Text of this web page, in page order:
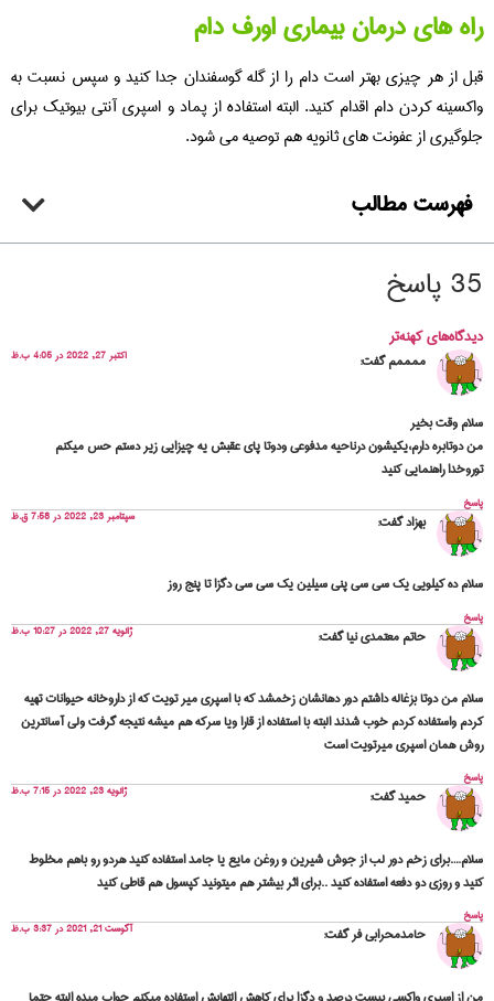
راه های درمان بیماری اورف دام
قبل از هر چیزی بهتر است دام را از گله گوسفندان جدا کنید و سپس نسبت به
واکسینه کردن دام اقدام کنید. البته استفاده از پماد و اسپری آنتی بیوتیک برای
جلوگیری از عفونت های ثانویه هم توصیه می شود.
فهرست مطالب
35 پاسخ
دیدگاه‌های کهنه‌تر
مممممگفت: اکتبر 27, 2022 در 4:05 ب.ظ
سلام وقت بخیر
من دوتابره دارم،یکیشون درناحیه مدفوعی ودوتا پای عقبش یه چیزایی زیر دستم حس میکنم
توروخدا راهنمایی کنید
پاسخ
بهزادگفت: سپتامبر 23, 2022 در 7:58 ق.ظ
سلام ده کیلویی یک سی سی پنی سیلین یک سی سی دگزا تا پنج روز
پاسخ
حاتم معتمدی نیاگفت: ژانویه 27, 2022 در 10:27 ب.ظ
سلام من دوتا بزغاله داشتم دور دهانشان زخمشد که با اسپری میر تویت که از داروخانه حیوانات تهیه
کردم واستفاده کردم خوب شدند البته با استفاده از قارا ویا سرکه هم میشه نتیجه گرفت ولی آسانترین
روش همان اسپری میرتویت است
پاسخ
حمیدگفت: ژانویه 23, 2022 در 7:15 ب.ظ
سلام….برای زخم دور لب از جوش شیرین و روغن مایع یا جامد استفاده کنید هردو رو باهم مخلوط
کنید و روزی دو دفعه استفاده کنید ..برای اثر بیشتر هم میتونید کپسول هم قاطی کنید
پاسخ
حامدمحرابی فرگفت: آگوست 21, 2021 در 3:37 ب.ظ